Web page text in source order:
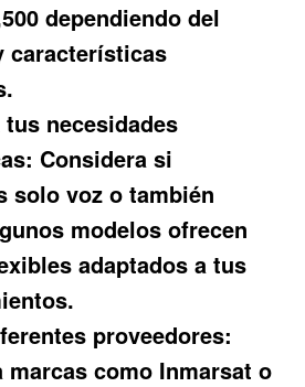
dependiendo del
características
necesidades
Considera si
solo voz o también
modelos ofrecen
adaptados a tus
proveedores:
marcas como Inmarsat o